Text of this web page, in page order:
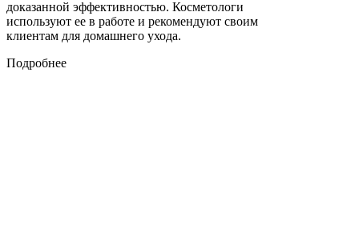
доказанной эффективностью. Косметологи
используют ее в работе и рекомендуют своим
клиентам для домашнего ухода.
Подробнее